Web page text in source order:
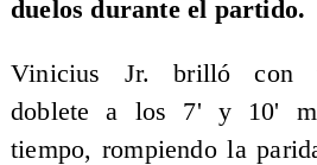
duelos durante el partido.
Vinicius Jr. brilló con
doblete a los 7' y 10'
tiempo, rompiendo la